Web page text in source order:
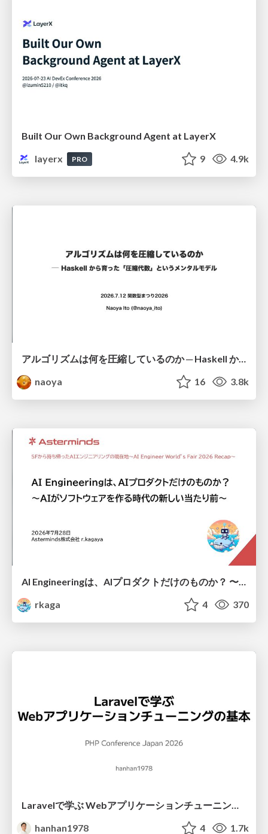
Built Our Own Background Agent at LayerX
layerx
PRO 9 4.9k
アルゴリズムは何を圧縮しているのか ─ Haskell から育った「圧縮代数」というメンタルモデル
naoya
16 3.8k
AI Engineeringは、AIプロダクトだけのものか？ 〜AIがソフトウェアを作る時代の新しい当たり前〜 / No AI in your product. AI Engineering in your development.
rkaga
4 370
hanhan1978
4 1.7k